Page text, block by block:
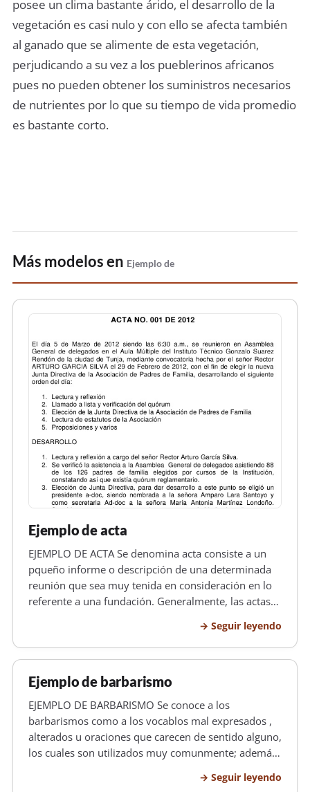
posee un clima bastante árido, el desarrollo de la
vegetación es casi nulo y con ello se afecta también
al ganado que se alimente de esta vegetación,
perjudicando a su vez a los pueblerinos africanos
pues no pueden obtener los suministros necesarios
de nutrientes por lo que su tiempo de vida promedio
es bastante corto.
Más modelos en Ejemplo de
Ejemplo de acta
EJEMPLO DE ACTA Se denomina acta consiste a un
pqueño informe o descripción de una determinada
reunión que sea muy tenida en consideración en lo
referente a una fundación. Generalmente, las actas
la asamblea y la misma se ha de concebir lo más
imparcialmente que se p…
Seguir leyendo
Ejemplo de barbarismo
EJEMPLO DE BARBARISMO Se conoce a los
barbarismos como a los vocablos mal expresados ,
alterados u oraciones que carecen de sentido alguno,
los cuales son utilizados muy comunmente; además
usadas en vez del vocablo correcto en español. Los
Seguir leyendo